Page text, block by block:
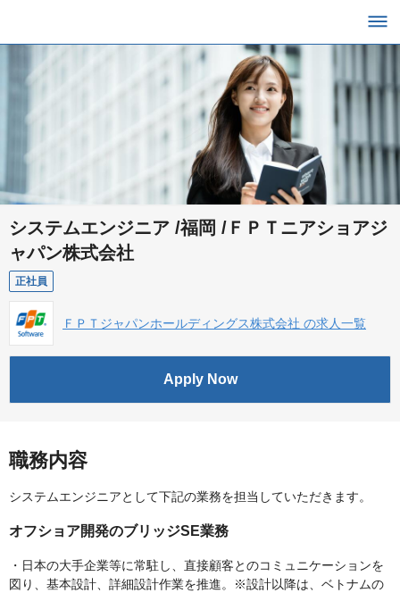
システムエンジニア /福岡 /ＦＰＴニアショアジ
ャパン株式会社
正社員
ＦＰＴジャパンホールディングス株式会社 の求人一覧
Apply Now
職務内容
システムエンジニアとして下記の業務を担当していただきます。
オフショア開発のブリッジSE業務
・日本の大手企業等に常駐し、直接顧客とのコミュニケーションを
図り、基本設計、詳細設計作業を推進。※設計以降は、ベトナムの